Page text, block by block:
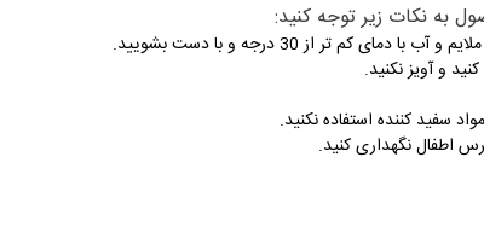
به نکات زیر توجه کنید:
با دمای کم تر از 30 درجه و با دست بشویید.
و آویز نکنید.
سفید کننده استفاده نکنید.
اطفال نگهداری کنید.